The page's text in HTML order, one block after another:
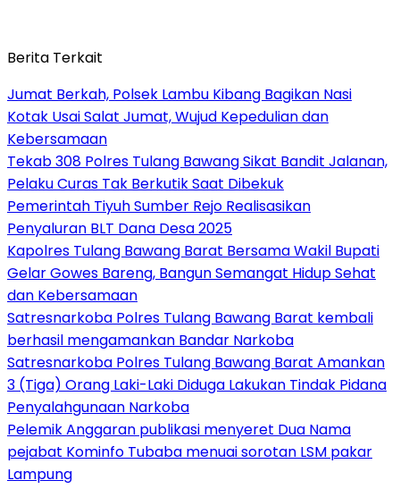
Berita Terkait
Jumat Berkah, Polsek Lambu Kibang Bagikan Nasi
Kotak Usai Salat Jumat, Wujud Kepedulian dan
Kebersamaan
Tekab 308 Polres Tulang Bawang Sikat Bandit Jalanan,
Pelaku Curas Tak Berkutik Saat Dibekuk
Pemerintah Tiyuh Sumber Rejo Realisasikan
Penyaluran BLT Dana Desa 2025
Kapolres Tulang Bawang Barat Bersama Wakil Bupati
Gelar Gowes Bareng, Bangun Semangat Hidup Sehat
dan Kebersamaan
Satresnarkoba Polres Tulang Bawang Barat kembali
berhasil mengamankan Bandar Narkoba
Satresnarkoba Polres Tulang Bawang Barat Amankan
3 (Tiga) Orang Laki-Laki Diduga Lakukan Tindak Pidana
Penyalahgunaan Narkoba
Pelemik Anggaran publikasi menyeret Dua Nama
pejabat Kominfo Tubaba menuai sorotan LSM pakar
Lampung